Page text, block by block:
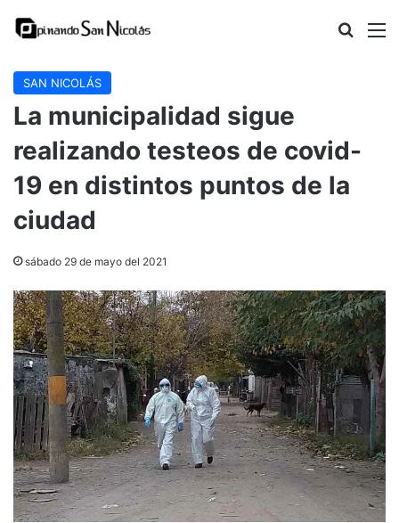
Buscar
SAN NICOLÁS
La municipalidad sigue
realizando testeos de covid-
19 en distintos puntos de la
ciudad
sábado 29 de mayo del 2021